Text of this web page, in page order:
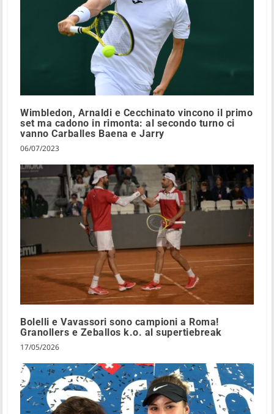
Wimbledon, Arnaldi e Cecchinato vincono il primo
set ma cadono in rimonta: al secondo turno ci
vanno Carballes Baena e Jarry
06/07/2023
Bolelli e Vavassori sono campioni a Roma!
Granollers e Zeballos k.o. al supertiebreak
17/05/2026